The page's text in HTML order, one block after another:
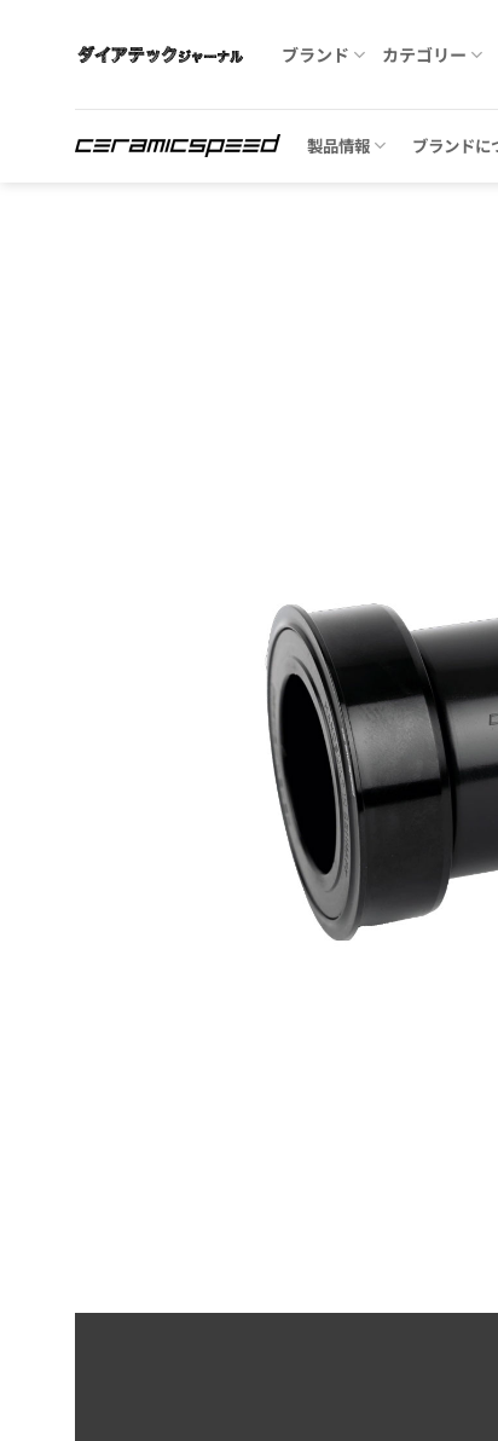
ブランド カテゴリー
製品情報 ブランドに